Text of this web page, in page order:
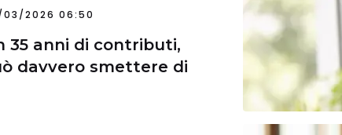
03/2026 06:50
35 anni di contributi,
davvero smettere di